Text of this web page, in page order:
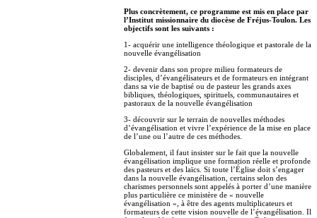
Plus concrètement, ce programme est mis en place par
l’Institut missionnaire du diocèse de Fréjus-Toulon. Les
objectifs sont les suivants :
1- acquérir une intelligence théologique et pastorale de la
nouvelle évangélisation
2- devenir dans son propre milieu formateurs de
disciples, d’évangélisateurs et de formateurs en intégrant
dans sa vie de baptisé ou de pasteur les grands axes
bibliques, théologiques, spirituels, communautaires et
pastoraux de la nouvelle évangélisation
3- découvrir sur le terrain de nouvelles méthodes
d’évangélisation et vivre l’expérience de la mise en place
de l’une ou l’autre de ces méthodes.
Globalement, il faut insister sur le fait que la nouvelle
évangélisation implique une formation réelle et profonde
des pasteurs et des laïcs. Si toute l’Église doit s’engager
dans la nouvelle évangélisation, certains selon des
charismes personnels sont appelés à porter d’une manière
plus particulière ce ministère de « nouvelle
évangélisation », à être des agents multiplicateurs et
formateurs de cette vision nouvelle de l’évangélisation. Il